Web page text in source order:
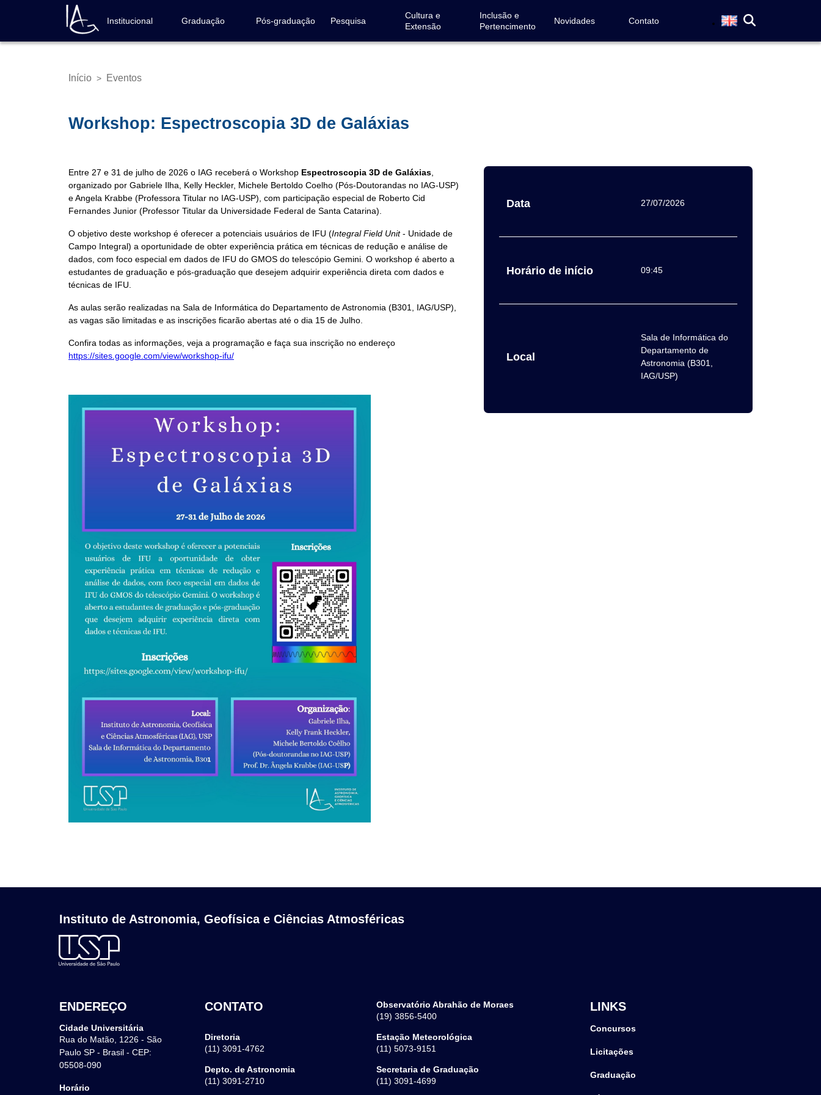
conteúdo
Navegação
principal
Institucional Graduação Pós-graduação Pesquisa
Cultura e
Extensão
Inclusão e
Pertencimento
Novidades Contato
Trilha
Início > Eventos
Workshop: Espectroscopia 3D de Galáxias
Data 27/07/2026
Horário de início 09:45
Local
Sala de Informática do
Departamento de
Astronomia (B301,
IAG/USP)
Entre 27 e 31 de julho de 2026 o IAG receberá o Workshop Espectroscopia 3D de Galáxias
organizado por Gabriele Ilha, Kelly Heckler, Michele Bertoldo Coelho (Pós-Doutorandas no IAG-USP)
e Angela Krabbe (Professora Titular no IAG-USP), com participação especial de Roberto Cid
Fernandes Junior (Professor Titular da Universidade Federal de Santa Catarina).
O objetivo deste workshop é oferecer a potenciais usuários de IFU (Integral Field Unit- Unidade de
Campo Integral) a oportunidade de obter experiência prática em técnicas de redução e análise de
dados, com foco especial em dados de IFU do GMOS do telescópio Gemini. O workshop é aberto a
estudantes de graduação e pós-graduação que desejem adquirir experiência direta com dados e
técnicas de IFU.
As aulas serão realizadas na Sala de Informática do Departamento de Astronomia (B301, IAG/USP),
as vagas são limitadas e as inscrições ficarão abertas até o dia 15 de Julho.
Confira todas as informações, veja a programação e faça sua inscrição no endereço
https://sites.google.com/view/workshop-ifu/
Instituto de Astronomia, Geofísica e Ciências Atmosféricas
ENDEREÇO
Cidade Universitária
Rua do Matão, 1226 - São
Paulo SP - Brasil - CEP:
05508-090
Horário
CONTATO
Diretoria
(11) 3091-4762
Depto. de Astronomia
(11) 3091-2710
Observatório Abrahão de Moraes
(19) 3856-5400
Estação Meteorológica
(11) 5073-9151
Secretaria de Graduação
(11) 3091-4699
LINKS
Concursos
Licitações
Graduação